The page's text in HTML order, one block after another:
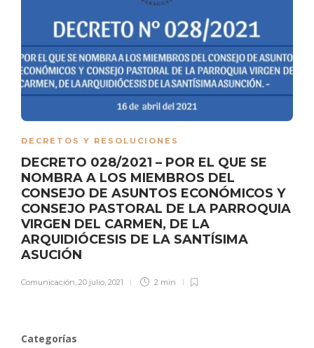
DECRETOS Y RESOLUCIONES
DECRETO 028/2021 – POR EL QUE SE
NOMBRA A LOS MIEMBROS DEL
CONSEJO DE ASUNTOS ECONÓMICOS Y
CONSEJO PASTORAL DE LA PARROQUIA
VIRGEN DEL CARMEN, DE LA
ARQUIDIÓCESIS DE LA SANTÍSIMA
ASUCIÓN
Comunicación, 20 julio, 2021 2 min
Categorías